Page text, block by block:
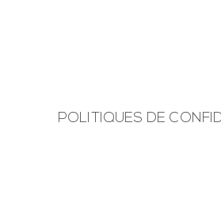
POLITIQUES DE